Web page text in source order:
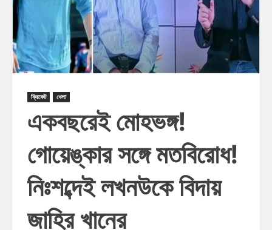
ক্রিকেট খেলা
একবছরেই মোহভঙ্গ!
গোয়েঙ্কার সঙ্গে মতবিরোধ!
নিঃশব্দেই লখনউকে বিদায়
জাহির খানের